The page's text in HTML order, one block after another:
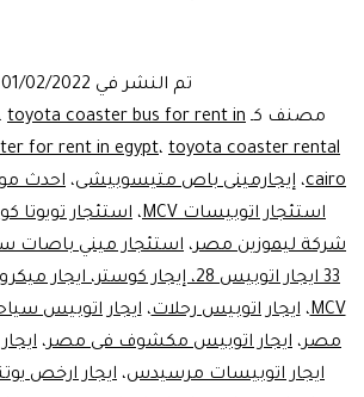
تم النشر في 01/02/2022
مصنف كـ toyota coaster bus for rent in
for rent in egypt، toyota coaster rental
cairo، إيجارمينى باص متيسوبيشى، احدث
استئجار اتوبيسات MCV
، استئجار تويوتا
شركة ليموزين مصر، استئجار ميني باصات
33 ايجار اتوبيس 28، إيجار كوستر، ايجار ميكروباص
MCV،ايجار اتوبيس رحلات،ايجار اتوبيس
مصر، ايجار اتوبيس مكشوف فى مصر،
ايجار اتوبيسات مرسيدس، ايجار ارخص